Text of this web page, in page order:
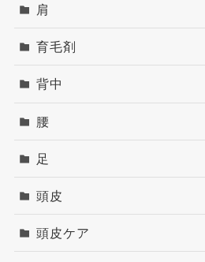
肩
育毛剤
背中
腰
足
頭皮
頭皮ケア